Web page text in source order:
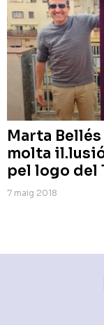
Marta
molta
pel logo del
7 maig 2018